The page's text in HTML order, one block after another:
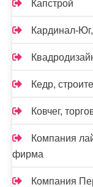
Капстрой
Кардинал-
Кедр,
Ковчег,
Компания
фирма
Компания